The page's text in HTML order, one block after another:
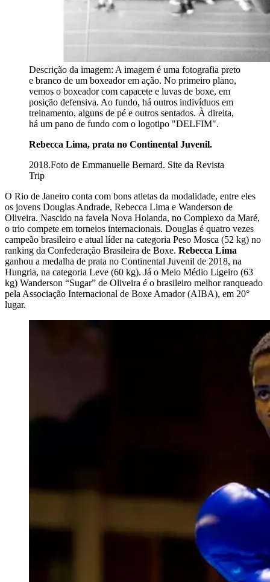
Descrição da imagem: A imagem é uma fotografia preto
e branco de um boxeador em ação. No primeiro plano,
vemos o boxeador com capacete e luvas de boxe, em
posição defensiva. Ao fundo, há outros indivíduos em
treinamento, alguns de pé e outros sentados. À direita,
há um pano de fundo com o logotipo "DELFIM".
Rebecca Lima, prata no Continental Juvenil.
2018.Foto de Emmanuelle Bernard. Site da Revista
Trip
O Rio de Janeiro conta com bons atletas da modalidade, entre eles
os jovens Douglas Andrade, Rebecca Lima e Wanderson de
Oliveira. Nascido na favela Nova Holanda, no Complexo da Maré,
o trio compete em torneios internacionais. Douglas é quatro vezes
campeão brasileiro e atual líder na categoria Peso Mosca (52 kg) no
ranking da Confederação Brasileira de Boxe. Rebecca Lima
ganhou a medalha de prata no Continental Juvenil de 2018, na
Hungria, na categoria Leve (60 kg). Já o Meio Médio Ligeiro (63
kg) Wanderson “Sugar” de Oliveira é o brasileiro melhor ranqueado
pela Associação Internacional de Boxe Amador (AIBA), em 20°
lugar.